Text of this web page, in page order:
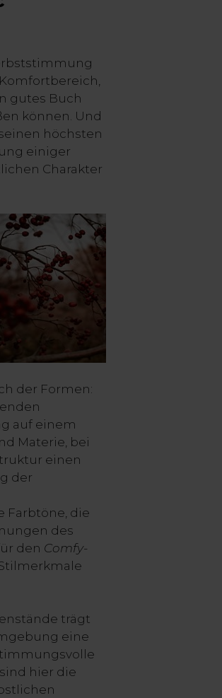
gutes Buch
können. Und
höchsten
einiger
Charakter
der Formen:
auf einem
Materie, bei
einen
der
Farbtöne, die
des
den Comfy-
trägt
eine
hier die